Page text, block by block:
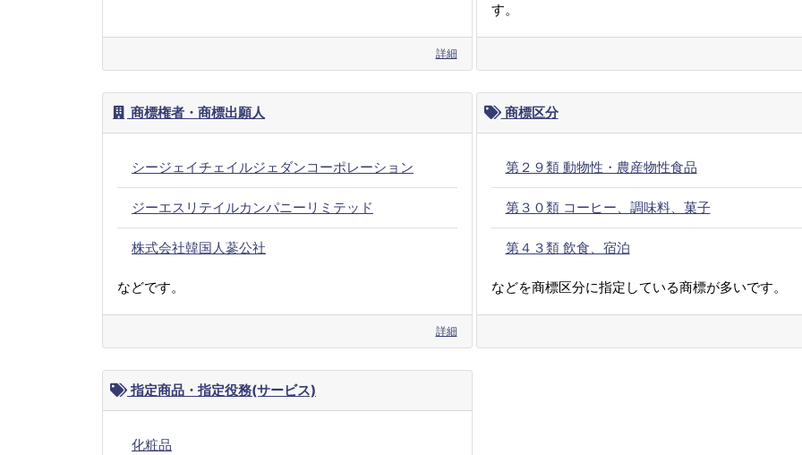
詳細
す。
商標権者・商標出願人
シージェイチェイルジェダンコーポレーション
ジーエスリテイルカンパニーリミテッド
株式会社韓国人蔘公社
などです。
詳細
商標区分
第２９類 動物性・農産物性食品
第３０類 コーヒー、調味料、菓子
第４３類 飲食、宿泊
などを商標区分に指定している商標が多いです。
指定商品・指定役務(サービス)
化粧品